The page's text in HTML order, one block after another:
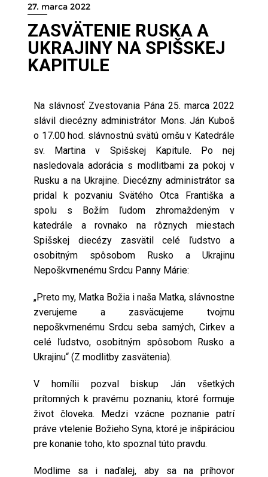
27. marca 2022
ZASVÄTENIE RUSKA A
UKRAJINY NA SPIŠSKEJ
KAPITULE
Na slávnosť Zvestovania Pána 25. marca 2022
slávil diecézny administrátor Mons. Ján Kuboš
o 17.00 hod. slávnostnú svätú omšu v Katedrále
sv. Martina v Spišskej Kapitule. Po nej
nasledovala adorácia s modlitbami za pokoj v
Rusku a na Ukrajine. Diecézny administrátor sa
pridal k pozvaniu Svätého Otca Františka a
spolu s Božím ľudom zhromaždeným v
katedrále a rovnako na rôznych miestach
Spišskej diecézy zasvätil celé ľudstvo a
osobitným spôsobom Rusko a Ukrajinu
Nepoškvrnenému Srdcu Panny Márie:
„Preto my, Matka Božia i naša Matka, slávnostne
zverujeme a zasväcujeme tvojmu
nepoškvrnenému Srdcu seba samých, Cirkev a
celé ľudstvo, osobitným spôsobom Rusko a
Ukrajinu“ (Z modlitby zasvätenia).
V homílii pozval biskup Ján všetkých
prítomných k pravému poznaniu, ktoré formuje
život človeka. Medzi vzácne poznanie patrí
práve vtelenie Božieho Syna, ktoré je inšpiráciou
pre konanie toho, kto spoznal túto pravdu.
Modlime sa i naďalej, aby sa na príhovor